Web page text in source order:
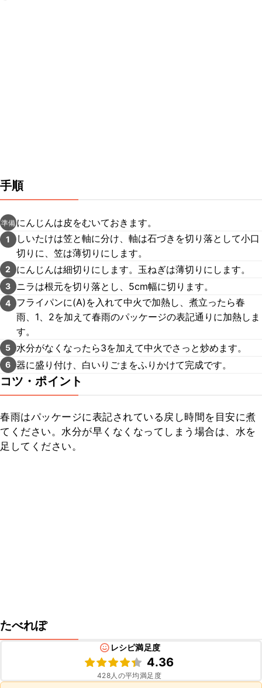
手順
準備 にんじんは皮をむいておきます。
1
しいたけは笠と軸に分け、軸は石づきを切り落として小口
切りに、笠は薄切りにします。
2 にんじんは細切りにします。玉ねぎは薄切りにします。
3 ニラは根元を切り落とし、5cm幅に切ります。
4
フライパンに(A)を入れて中火で加熱し、煮立ったら春
雨、1、2を加えて春雨のパッケージの表記通りに加熱しま
す。
5 水分がなくなったら3を加えて中火でさっと炒めます。
6 器に盛り付け、白いりごまをふりかけて完成です。
コツ・ポイント
春雨はパッケージに表記されている戻し時間を目安に煮
てください。水分が早くなくなってしまう場合は、水を
足してください。
たべれぽ
レシピ満足度
4.36
428人の平均満足度